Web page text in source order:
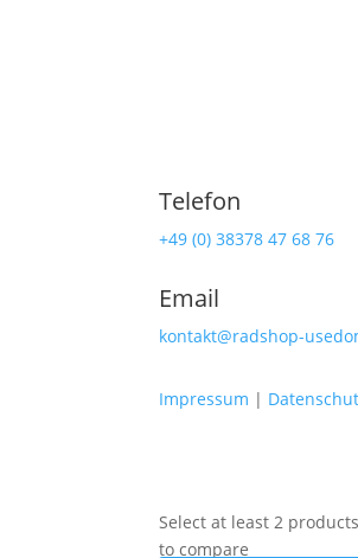
Telefon
+49 (0) 38378 47 68 76
Email
kontakt@radshop-
Impressum |
Select at least 2 products
to compare